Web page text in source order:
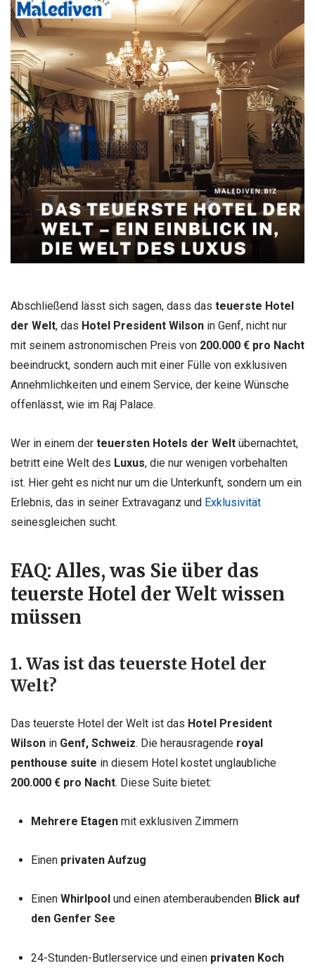
Abschließend lässt sich sagen, dass das teuerste Hotel
der Welt, das Hotel President Wilson in Genf, nicht nur
mit seinem astronomischen Preis von 200.000 € pro Nacht
beeindruckt, sondern auch mit einer Fülle von exklusiven
Annehmlichkeiten und einem Service, der keine Wünsche
offenlässt, wie im Raj Palace.
Wer in einem der teuersten Hotels der Welt übernachtet,
betritt eine Welt des Luxus, die nur wenigen vorbehalten
ist. Hier geht es nicht nur um die Unterkunft, sondern um ein
Erlebnis, das in seiner Extravaganz und Exklusivität
seinesgleichen sucht.
FAQ: Alles, was Sie über das
teuerste Hotel der Welt wissen
müssen
1. Was ist das teuerste Hotel der
Welt?
Das teuerste Hotel der Welt ist das Hotel President
Wilson in Genf, Schweiz. Die herausragende royal
penthouse suite in diesem Hotel kostet unglaubliche
200.000 € pro Nacht. Diese Suite bietet:
Mehrere Etagenmit exklusiven Zimmern
Einen privaten Aufzug
Einen Whirlpool und einen atemberaubenden Blick auf
den Genfer See
24-Stunden-Butlerservice und einen privaten Koch